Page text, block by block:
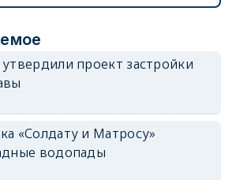
проект застройки
«Солдату и Матросу»
водопады